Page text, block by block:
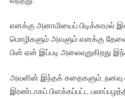
எனக்கு அனாமியைப்
மொழிகளும் அவளும் எனக்கு
பின் ஏன் இப்படி அலைவுறுகிறது
அவளின் இந்தக் கதைகளும், நனவு
இரண்டாகப் பிளக்கப்பட்ட